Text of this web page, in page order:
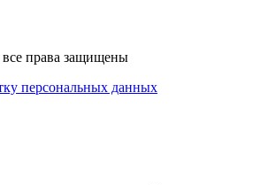
права защищены
персональных данных